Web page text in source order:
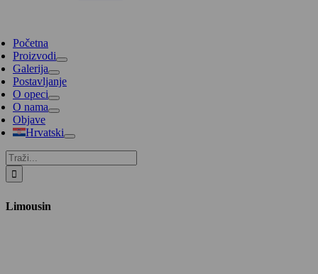
Početna
Proizvodi
Galerija
Postavljanje
O opeci
O nama
Objave
Hrvatski
Traži...
Limousin